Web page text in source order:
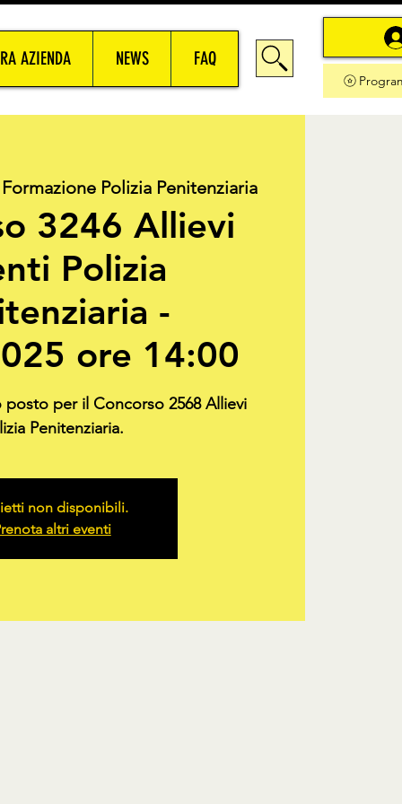
AZIENDA NEWS FAQ
Polizia Penitenziaria
3246 Allievi
Polizia
-
ore 14:00
per il Concorso 2568 Allievi
Penitenziaria.
non disponibili.
altri eventi